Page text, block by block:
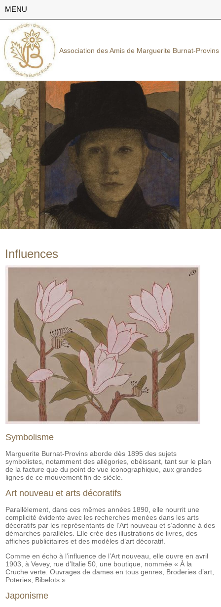
MENU
Association des Amis de Marguerite Burnat-Provins
Influences
Symbolisme
Marguerite Burnat-Provins aborde dès 1895 des sujets
symbolistes, notamment des allégories, obéissant, tant sur le plan
de la facture que du point de vue iconographique, aux grandes
lignes de ce mouvement fin de siècle.
Art nouveau et arts décoratifs
Parallèlement, dans ces mêmes années 1890, elle nourrit une
complicité évidente avec les recherches menées dans les arts
décoratifs par les représentants de l’Art nouveau et s’adonne à des
démarches parallèles. Elle crée des illustrations de livres, des
affiches publicitaires et des modèles d’art décoratif.
Comme en écho à l’influence de l’Art nouveau, elle ouvre en avril
1903, à Vevey, rue d’Italie 50, une boutique, nommée « À la
Cruche verte. Ouvrages de dames en tous genres, Broderies d’art,
Poteries, Bibelots ».
Japonisme